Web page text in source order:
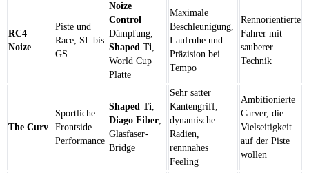
RC4
Noize
Piste und
Race, SL bis
GS
Noize
Control
Dämpfung,
Shaped Ti,
World Cup
Platte
Maximale
Beschleunigung,
Laufruhe und
Präzision bei
Tempo
Rennorientierte
Fahrer mit
sauberer
Technik
The Curv
Sportliche
Frontside
Performance
Shaped Ti,
Diago Fiber,
Glasfaser-
Bridge
Sehr satter
Kantengriff,
dynamische
Radien,
rennnahes
Feeling
Ambitionierte
Carver, die
Vielseitigkeit
auf der Piste
wollen